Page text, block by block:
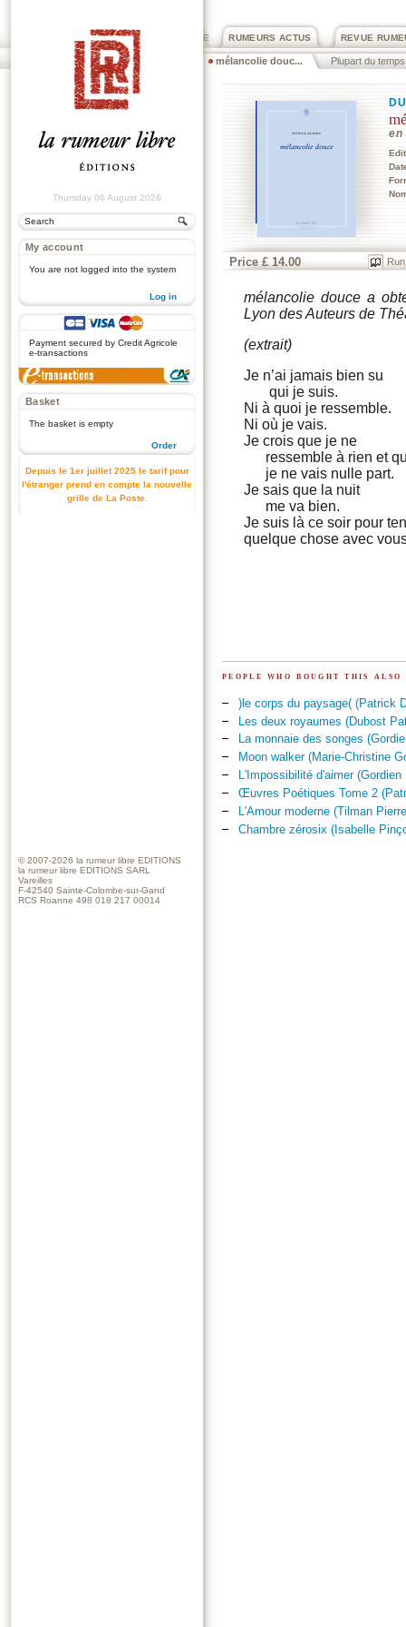
REVUE
RUMEURS ACTUS
PRIX ROGER DEXTRE
mélancolie douc... Plupart du temps
Thursday 06 August 2026
My account
You are not logged into the system
Log in
Payment secured by Credit Agricole
e-transactions
Basket
The basket is empty
Order
Depuis le 1er juillet 2025 le tarif pour
l'étranger prend en compte la nouvelle
grille de La Poste.
en
Price £ 14.00
mélancolie douce a
Lyon des Auteurs de
(extrait)
Je n’ai jamais bien su
qui je suis.
Ni à quoi je ressemble.
Ni où je vais.
Je crois que je ne
ressemble à rien et
je ne vais nulle part.
Je sais que la nuit
me va bien.
Je suis là ce soir pour
quelque chose avec
people who bought this also
)le corps du paysage( (Patrick
Les deux royaumes (Dubost
La monnaie des songes
Moon walker (Marie-Christine
L'Impossibilité d'aimer (Gordien
Œuvres Poétiques Tome 2
L'Amour moderne (Tilman
Chambre zérosix (Isabelle
© 2007-2026 la rumeur libre EDITIONS
la rumeur libre EDITIONS SARL
Vareilles
F-42540 Sainte-Colombe-sur-Gand
RCS Roanne 498 018 217 00014